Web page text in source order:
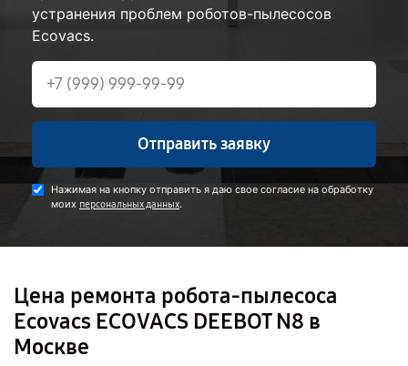
устранения проблем роботов-пылесосов
Ecovacs.
Отправить заявку
Нажимая на кнопку отправить я даю свое согласие на обработку
моих персональных данных.
Цена ремонта робота-пылесоса
Ecovacs ECOVACS DEEBOT N8 в
Москве